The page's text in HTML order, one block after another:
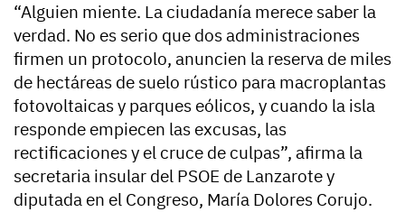
“Alguien miente. La ciudadanía merece saber la
verdad. No es serio que dos administraciones
firmen un protocolo, anuncien la reserva de miles
de hectáreas de suelo rústico para macroplantas
fotovoltaicas y parques eólicos, y cuando la isla
responde empiecen las excusas, las
rectificaciones y el cruce de culpas”, afirma la
secretaria insular del PSOE de Lanzarote y
diputada en el Congreso, María Dolores Corujo.